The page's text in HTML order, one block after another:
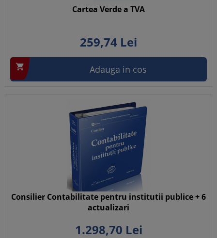
Cartea Verde a TVA
259,74 Lei
 Adauga in cos
Consilier Contabilitate pentru institutii publice + 6
actualizari
1.298,70 Lei